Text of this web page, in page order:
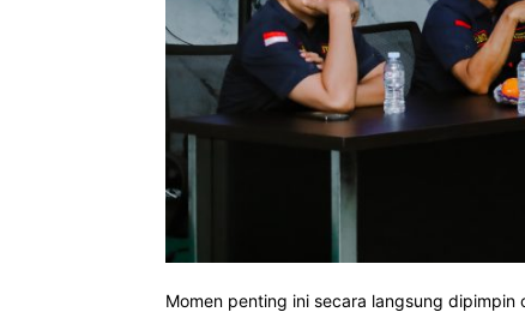
Momen penting ini secara langsung dipimpin